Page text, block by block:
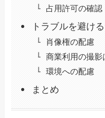
占用許可の確認
トラブルを避け
肖像権の配慮
商業利用の撮影
環境への配慮
まとめ